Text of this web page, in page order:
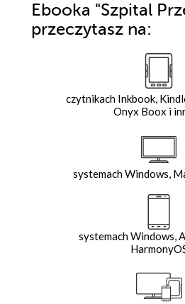
Ebooka "Szpital
przeczytasz na:
czytnikach Inkbook,
Onyx Boox i
systemach Windows,
systemach Windows,